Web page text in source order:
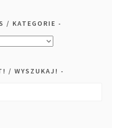
/ KATEGORIE
/ WYSZUKAJ!